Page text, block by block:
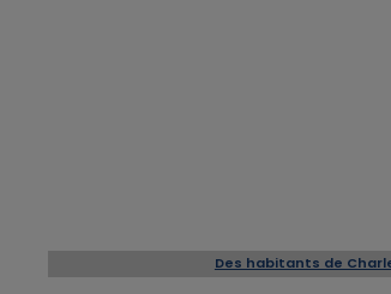
Des habitants de